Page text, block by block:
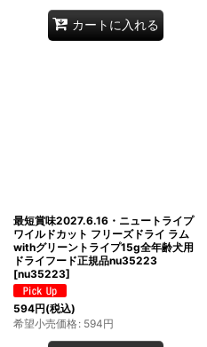
カートに入れる
最短賞味2027.6.16・ニュートライプ
ワイルドカット フリーズドライ ラム
withグリーントライプ15g全年齢犬用
ドライフード正規品nu35223
[nu35223]
594円(税込)
希望小売価格: 594円